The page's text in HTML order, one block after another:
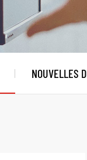
NOUVELLES